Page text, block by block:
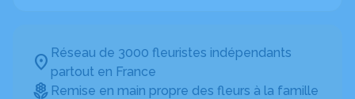
Réseau de 3000 fleuristes indépendants
partout en France
Remise en main propre des fleurs à la famille